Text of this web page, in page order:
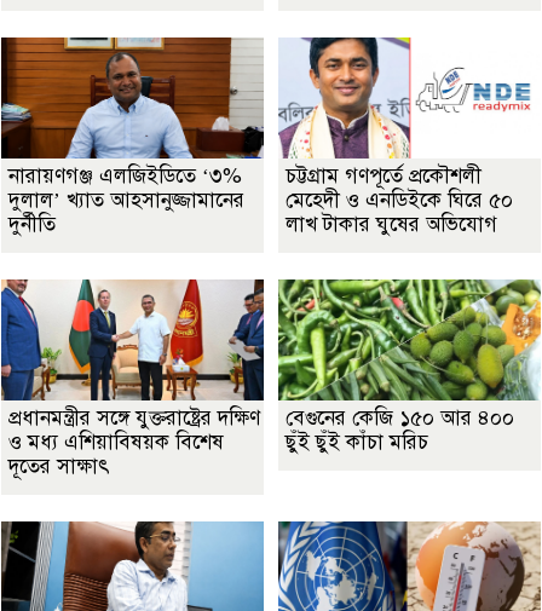
নারায়ণগঞ্জ এলজিইডিতে ‘৩%
দুলাল’ খ্যাত আহসানুজ্জামানের
দুর্নীতি
চট্টগ্রাম গণপূর্তে প্রকৌশলী
মেহেদী ও এনডিইকে ঘিরে ৫০
লাখ টাকার ঘুষের অভিযোগ
প্রধানমন্ত্রীর সঙ্গে যুক্তরাষ্ট্রের দক্ষিণ
ও মধ্য এশিয়াবিষয়ক বিশেষ
দূতের সাক্ষাৎ
বেগুনের কেজি ১৫০ আর ৪০০
ছুঁই ছুঁই কাঁচা মরিচ